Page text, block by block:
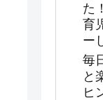
た
育
ー
毎
と
ヒ